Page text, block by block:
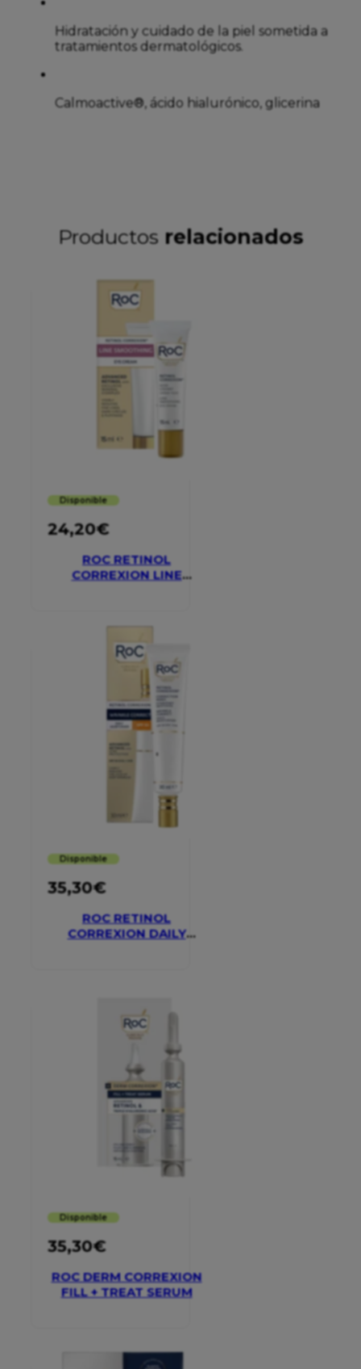
Hidratación y cuidado de la piel sometida a
tratamientos dermatológicos.
Calmoactive®, ácido hialurónico, glicerina
Productos relacionados
Disponible
24,20€
ROC RETINOL
CORREXION LINE
Disponible
35,30€
ROC RETINOL
CORREXION DAILY
Disponible
35,30€
ROC DERM CORREXION
FILL + TREAT SERUM